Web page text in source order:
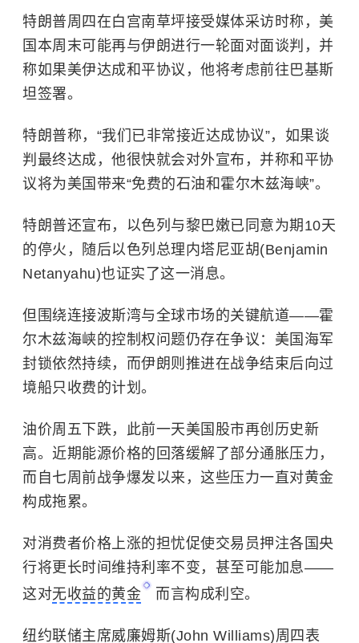
特朗普周四在白宫南草坪接受媒体采访时称，美
国本周末可能再与伊朗进行一轮面对面谈判，并
称如果美伊达成和平协议，他将考虑前往巴基斯
坦签署。
特朗普称，“我们已非常接近达成协议”，如果谈
判最终达成，他很快就会对外宣布，并称和平协
议将为美国带来“免费的石油和霍尔木兹海峡”。
特朗普还宣布，以色列与黎巴嫩已同意为期10天
的停火，随后以色列总理内塔尼亚胡(Benjamin
Netanyahu)也证实了这一消息。
但围绕连接波斯湾与全球市场的关键航道——霍
尔木兹海峡的控制权问题仍存在争议：美国海军
封锁依然持续，而伊朗则推进在战争结束后向过
境船只收费的计划。
油价周五下跌，此前一天美国股市再创历史新
高。近期能源价格的回落缓解了部分通胀压力，
而自七周前战争爆发以来，这些压力一直对黄金
构成拖累。
对消费者价格上涨的担忧促使交易员押注各国央
行将更长时间维持利率不变，甚至可能加息——
这对无收益的黄金 而言构成利空。
纽约联储主席威廉姆斯(John Williams)周四表